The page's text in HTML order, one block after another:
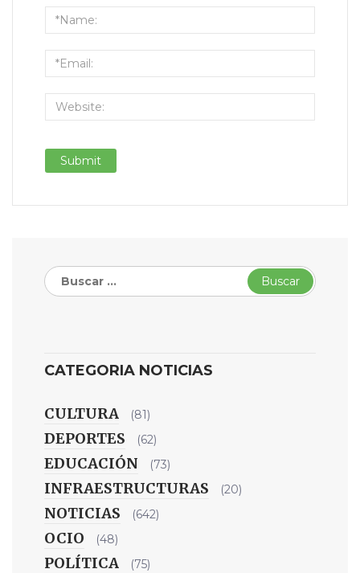
Buscar:
CATEGORIA NOTICIAS
CULTURA (81)
DEPORTES (62)
EDUCACIÓN (73)
INFRAESTRUCTURAS (20)
NOTICIAS (642)
OCIO (48)
POLÍTICA (75)